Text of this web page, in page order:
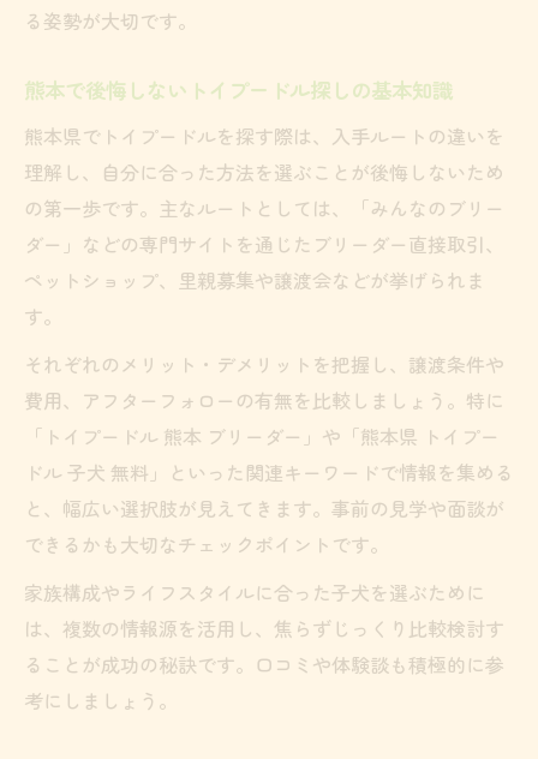
安いトイプードルに潜むリスクへの対策法
熊本で譲り受ける際の信頼できる判断基準
無料や格安トイプードルの注意点と確認作
業
価格に惑わされないトイプードルの選び方
理想のトイプードルと出会うポイント
熊本でトイプードル相性を見極める重要性
トイプードルの健康と性格を確認する方法
見学を通して理想のトイプードルに近づく
ブリーダー選びで出会いの質を高めるコツ
る姿勢が大切です。
熊本で後悔しないトイプードル探しの基本知識
熊本県でトイプードルを探す際は、入手ルートの違いを
理解し、自分に合った方法を選ぶことが後悔しないため
の第一歩です。主なルートとしては、「みんなのブリー
ダー」などの専門サイトを通じたブリーダー直接取引、
ペットショップ、里親募集や譲渡会などが挙げられま
す。
それぞれのメリット・デメリットを把握し、譲渡条件や
費用、アフターフォローの有無を比較しましょう。特に
「トイプードル 熊本 ブリーダー」や「熊本県 トイプー
ドル 子犬 無料」といった関連キーワードで情報を集める
と、幅広い選択肢が見えてきます。事前の見学や面談が
できるかも大切なチェックポイントです。
家族構成やライフスタイルに合った子犬を選ぶために
は、複数の情報源を活用し、焦らずじっくり比較検討す
ることが成功の秘訣です。口コミや体験談も積極的に参
考にしましょう。